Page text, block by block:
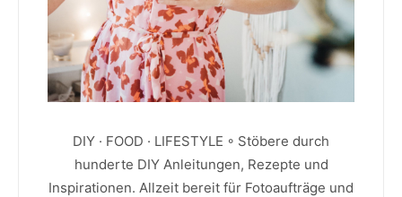
DIY · FOOD · LIFESTYLE ◦ Stöbere durch
hunderte DIY Anleitungen, Rezepte und
Inspirationen. Allzeit bereit für Fotoaufträge und